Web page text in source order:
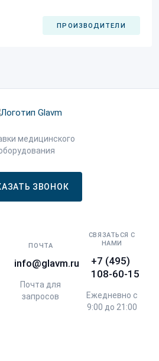
ПРОИЗВОДИТЕЛИ
медицинского
ЗВОНОК
ПОЧТА
info@glavm.ru
Почта для
запросов
СВЯЗАТЬСЯ С
НАМИ
+7 (495)
108-60-15
Ежедневно с
9:00 до 21:00